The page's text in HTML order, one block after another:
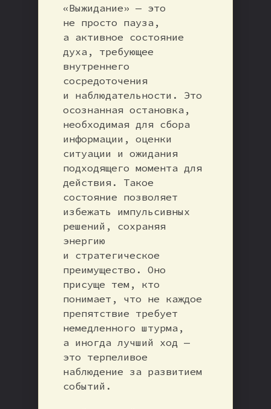
«Выжидание» — это
не просто пауза,
а активное состояние
духа, требующее
внутреннего
сосредоточения
и наблюдательности. Это
осознанная остановка,
необходимая для сбора
информации, оценки
ситуации и ожидания
подходящего момента для
действия. Такое
состояние позволяет
избежать импульсивных
решений, сохраняя
энергию
и стратегическое
преимущество. Оно
присуще тем, кто
понимает, что не каждое
препятствие требует
немедленного штурма,
а иногда лучший ход —
это терпеливое
наблюдение за развитием
событий.